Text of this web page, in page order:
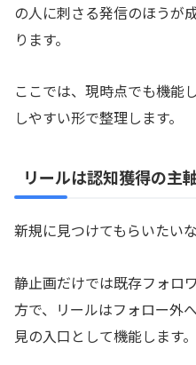
の人に刺さる発信のほうが
ります。
ここでは、現時点でも機能
しやすい形で整理します。
リールは認知獲得の主
新規に見つけてもらいたい
静止画だけでは既存フォロ
方で、リールはフォロー外
見の入口として機能します。